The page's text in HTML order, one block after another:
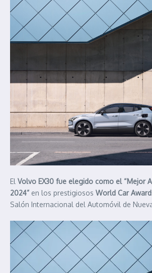
El Volvo EX30 fue elegido como el “Mejor
2024” en los prestigiosos World Car
Salón Internacional del Automóvil de